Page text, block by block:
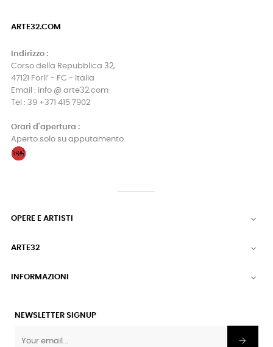
ARTE32.COM
Indirizzo :
Corso della Repubblica 32,
47121 Forli’ - FC - Italia
Email : info @ arte32.com
Tel : 39 +371 415 7902
Orari d'apertura :
Aperto solo su apputamento
OPERE E ARTISTI 
ARTE32 
INFORMAZIONI 
NEWSLETTER SIGNUP